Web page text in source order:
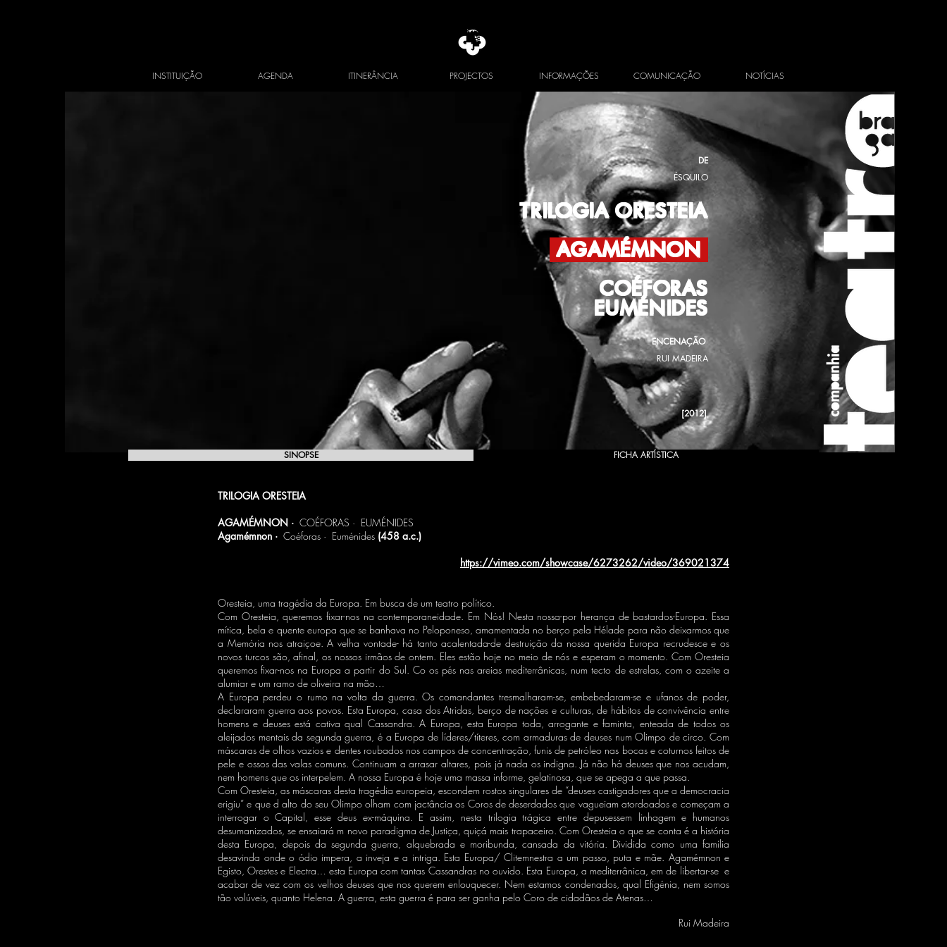
INSTITUIÇÃO AGENDA ITINERÂNCIA PROJECTOS INFORMAÇÕES COMUNICAÇÃO NOTÍCIAS
TRILOGIA ORESTEIA
AGAMÉMNON
COÉFORAS
EUMÉNIDES
ENCENAÇÃO
RUI MADEIRA
[2012]
DE
ÉSQUILO
SINOPSE FICHA ARTÍSTICA
TRILOGIA ORESTEIA
AGAMÉMNON · COÉFORAS · EUMÉNIDES
Agamémnon · Coéforas · Euménides (458 a.c.)
https://vimeo.com/showcase/6273262/video/369021374
Oresteia, uma tragédia da Europa. Em busca de um teatro político.
Com Oresteia, queremos fixar-nos na contemporaneidade. Em Nós! Nesta nossa-por herança de bastardos-Europa. Essa
mítica, bela e quente europa que se banhava no Peloponeso, amamentada no berço pela Hélade para não deixarmos que
a Memória nos atraiçoe. A velha vontade- há tanto acalentada-de destruição da nossa querida Europa recrudesce e os
novos turcos são, afinal, os nossos irmãos de ontem. Eles estão hoje no meio de nós e esperam o momento. Com Oresteia
queremos fixar-nos na Europa a partir do Sul. Co os pés nas areias mediterrânicas, num tecto de estrelas, com o azeite a
alumiar e um ramo de oliveira na mão…
A Europa perdeu o rumo na volta da guerra. Os comandantes tresmalharam-se, embebedaram-se e ufanos de poder,
declararam guerra aos povos. Esta Europa, casa dos Atridas, berço de nações e culturas, de hábitos de convivência entre
homens e deuses está cativa qual Cassandra. A Europa, esta Europa toda, arrogante e faminta, enteada de todos os
aleijados mentais da segunda guerra, é a Europa de líderes/títeres, com armaduras de deuses num Olimpo de circo. Com
máscaras de olhos vazios e dentes roubados nos campos de concentração, funis de petróleo nas bocas e coturnos feitos de
pele e ossos das valas comuns. Continuam a arrasar altares, pois já nada os indigna. Já não há deuses que nos acudam,
nem homens que os interpelem. A nossa Europa é hoje uma massa informe, gelatinosa, que se apega a que passa.
Com Oresteia, as máscaras desta tragédia europeia, escondem rostos singulares de “deuses castigadores que a democracia
erigiu” e que d alto do seu Olimpo olham com jactância os Coros de deserdados que vagueiam atordoados e começam a
interrogar o Capital, esse deus ex-máquina. E assim, nesta trilogia trágica entre depusessem linhagem e humanos
desumanizados, se ensaiará m novo paradigma de Justiça, quiçá mais trapaceiro. Com Oresteia o que se conta é a história
desta Europa, depois da segunda guerra, alquebrada e moribunda, cansada da vitória. Dividida como uma família
desavinda onde o ódio impera, a inveja e a intriga. Esta Europa/ Clitemnestra a um passo, puta e mãe. Agamémnon e
Egisto, Orestes e Electra… esta Europa com tantas Cassandras no ouvido. Esta Europa, a mediterrânica, em de libertar-se e
acabar de vez com os velhos deuses que nos querem enlouquecer. Nem estamos condenados, qual Efigénia, nem somos
tão volúveis, quanto Helena. A guerra, esta guerra é para ser ganha pelo Coro de cidadãos de Atenas…
Rui Madeira